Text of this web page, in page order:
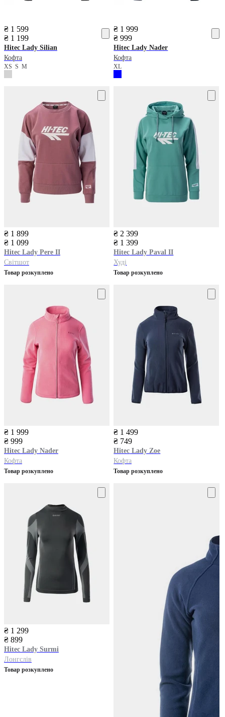
₴ 1 599
₴ 1 199
Hitec Lady Silian
Кофта
XS S M
₴ 1 999
₴ 999
Hitec Lady Nader
Кофта
XL
₴ 1 899
₴ 1 099
Hitec Lady Pere II
Світшот
Товар розкуплено
₴ 2 399
₴ 1 399
Hitec Lady Paval II
Худі
Товар розкуплено
₴ 1 999
₴ 999
Hitec Lady Nader
Кофта
Товар розкуплено
₴ 1 499
₴ 749
Hitec Lady Zoe
Кофта
Товар розкуплено
₴ 1 299
₴ 899
Hitec Lady Surmi
Лонгслів
Товар розкуплено